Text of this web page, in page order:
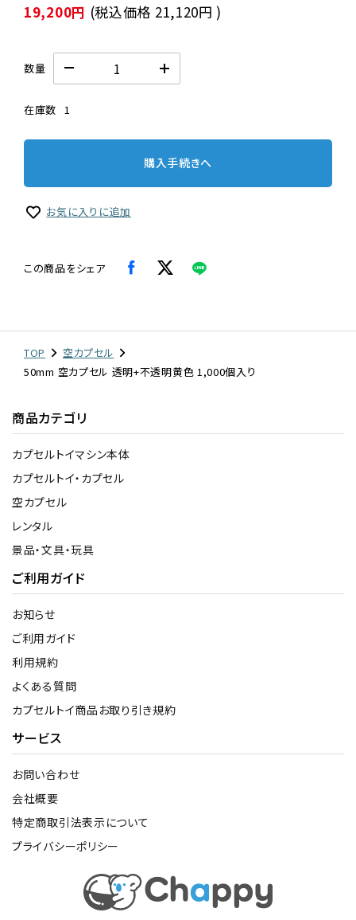
19,200円 (税込価格 21,120円 )
数量
在庫数 1
購入手続きへ
お気に入りに追加
この商品をシェア
TOP
空カプセル
50mm 空カプセル 透明+不透明黄色 1,000個入り
商品カテゴリ
カプセルトイマシン本体
カプセルトイ・カプセル
空カプセル
レンタル
景品・文具・玩具
ご利用ガイド
お知らせ
ご利用ガイド
利用規約
よくある質問
カプセルトイ商品お取り引き規約
サービス
お問い合わせ
会社概要
特定商取引法表示について
プライバシーポリシー